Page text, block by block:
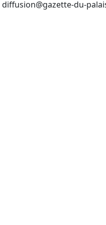
diffusion@gazette-du-